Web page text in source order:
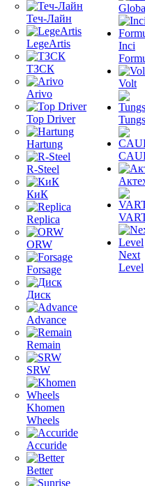
Теч-Лайн
LegeArtis
ТЗСК
Arivo
Top Driver
Hartung
R-Steel
КиК
Replica
ORW
Forsage
Диск
Advance
Remain
SRW
Khomen
Wheels
Accuride
Better
Inci
Volt
Next
Level